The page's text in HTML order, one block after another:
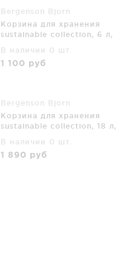
Bergenson Bjorn
Корзина для хранения
sustainable collection, 6 л,
В наличии 0 шт.
1 100 руб
Bergenson Bjorn
Корзина для хранения
sustainable collection, 18 л,
В наличии 0 шт.
1 890 руб